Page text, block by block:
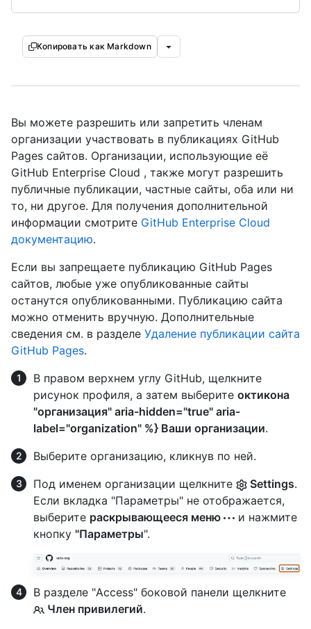
Копировать как Markdown
Вы можете разрешить или запретить членам
организации участвовать в публикациях GitHub
Pages сайтов. Организации, использующие её
GitHub Enterprise Cloud , также могут разрешить
публичные публикации, частные сайты, оба или ни
то, ни другое. Для получения дополнительной
информации смотрите GitHub Enterprise Cloud
документацию.
Если вы запрещаете публикацию GitHub Pages
сайтов, любые уже опубликованные сайты
останутся опубликованными. Публикацию сайта
можно отменить вручную. Дополнительные
сведения см. в разделе Удаление публикации сайта
GitHub Pages.
В правом верхнем углу GitHub, щелкните
рисунок профиля, а затем выберите октикона
"организация" aria-hidden="true" aria-
label="organization" %} Ваши организации.
Выберите организацию, кликнув по ней.
Под именем организации щелкните
Settings.
Если вкладка "Параметры" не отображается,
выберите раскрывающееся меню
и нажмите
кнопку "Параметры".
В разделе "Access" боковой панели щелкните
Член привилегий.